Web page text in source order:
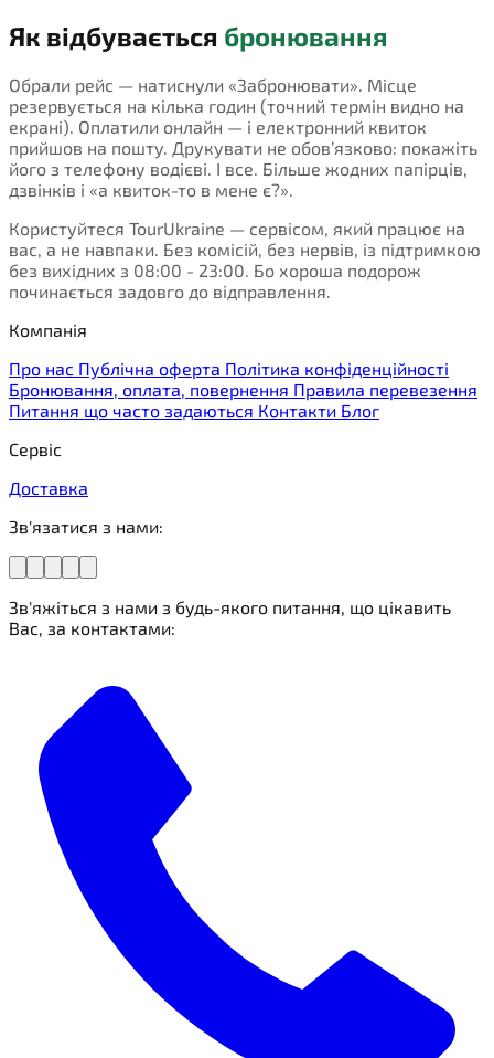
Як відбувається бронювання
Обрали рейс — натиснули «Забронювати». Місце
резервується на кілька годин (точний термін видно на
екрані). Оплатили онлайн — і електронний квиток
прийшов на пошту. Друкувати не обов’язково: покажіть
його з телефону водієві. І все. Більше жодних папірців,
дзвінків і «а квиток-то в мене є?».
Користуйтеся TourUkraine — сервісом, який працює на
вас, а не навпаки. Без комісій, без нервів, із підтримкою
без вихідних з 08:00 - 23:00. Бо хороша подорож
починається задовго до відправлення.
Компанія
Про нас Публічна оферта Політика конфіденційності
Бронювання, оплата, повернення Правила перевезення
Питання що часто задаються Контакти Блог
Сервіс
Доставка
Зв'язатися з нами:
Зв'яжіться з нами з будь-якого питання, що цікавить
Вас, за контактами: